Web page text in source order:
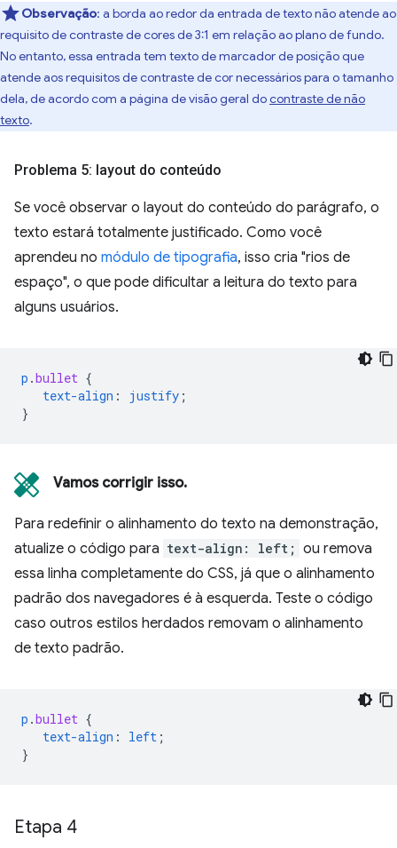
Observação: a borda ao redor da entrada de texto não atende ao
requisito de contraste de cores de 3:1 em relação ao plano de fundo.
No entanto, essa entrada tem texto de marcador de posição que
atende aos requisitos de contraste de cor necessários para o tamanho
dela, de acordo com a página de visão geral docontraste de não
texto.
Problema 5: layout do conteúdo
Se você observar o layout do conteúdo do parágrafo, o
texto estará totalmente justificado. Como você
aprendeu no módulo de tipografia, isso cria "rios de
espaço", o que pode dificultar a leitura do texto para
alguns usuários.
p .bullet {
text-align : justify ;
}
Vamos corrigir isso.
Para redefinir o alinhamento do texto na demonstração,
atualize o código para text-align: left; ou remova
essa linha completamente do CSS, já que o alinhamento
padrão dos navegadores é à esquerda. Teste o código
caso outros estilos herdados removam o alinhamento
de texto padrão.
p .bullet {
text-align : left ;
}
Etapa 4